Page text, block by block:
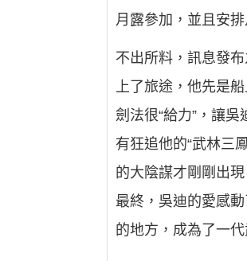
月露參加，並且安
不出所料，訊息發
上了旅途，他先是
劍法很“給力”，讓
有狂追他的“武林三
的大陰謀才剛剛出現
最終，吳迪的愛感
的地方，成為了一代